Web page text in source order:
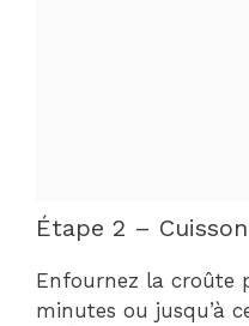
Étape 2 –
Enfournez la croûte
minutes ou jusqu’à